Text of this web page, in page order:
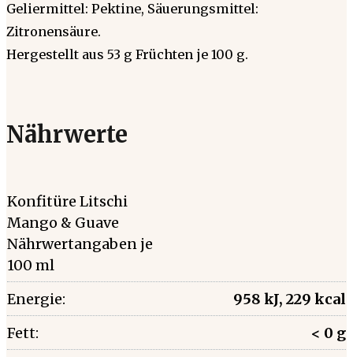
Geliermittel: Pektine, Säuerungsmittel:
Zitronensäure.
Hergestellt aus 53 g Früchten je 100 g.
Nährwerte
Konfitüre Litschi
Mango & Guave
Nährwertangaben je
100 ml
Energie:
958 kJ, 229 kcal
Fett:
< 0 g